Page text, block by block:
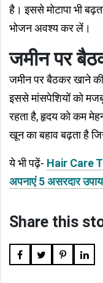
है। इससे मोटापा भी
भोजन अवश्य कर लें।
जमीन पर
जमीन पर बैठकर खाने
इससे मांसपेशियों को
रहता है, हृदय को कम
खून का बहाव बढ़ता है
ये भी पढ़ें- Hair Care
अपनाएं 5 असरदार
Share this